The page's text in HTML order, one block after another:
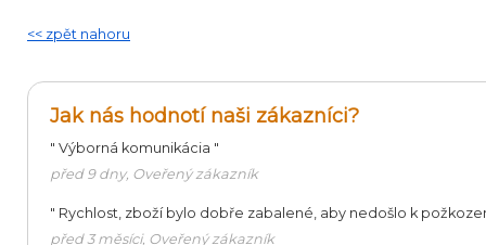
<< zpět nahoru
Jak nás hodnotí naši zákazníci?
" Výborná komunikácia "
před 9 dny, Oveřený zákazník
" Rychlost, zboží bylo dobře zabalené, aby nedošlo k
před 3 měsíci, Oveřený zákazník